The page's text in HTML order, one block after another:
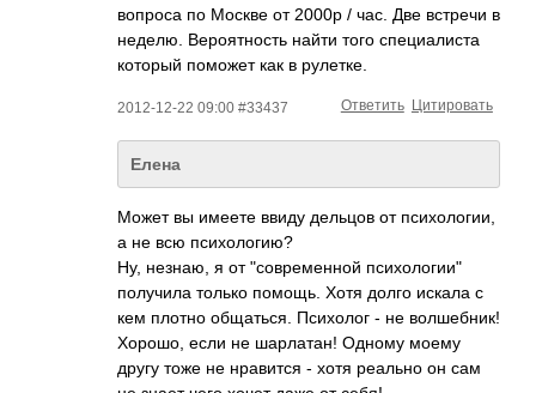
вопроса по Москве от 2000р / час. Две встречи в
неделю. Вероятность найти того специалиста
который поможет как в рулетке.
2012-12-22 09:00 #33437 Цитировать
Ответить
Елена
Может вы имеете ввиду дельцов от психологии,
а не всю психологию?
Ну, незнаю, я от "современной психологии"
получила только помощь. Хотя долго искала с
кем плотно общаться. Психолог - не волшебник!
Хорошо, если не шарлатан! Одному моему
другу тоже не нравится - хотя реально он сам